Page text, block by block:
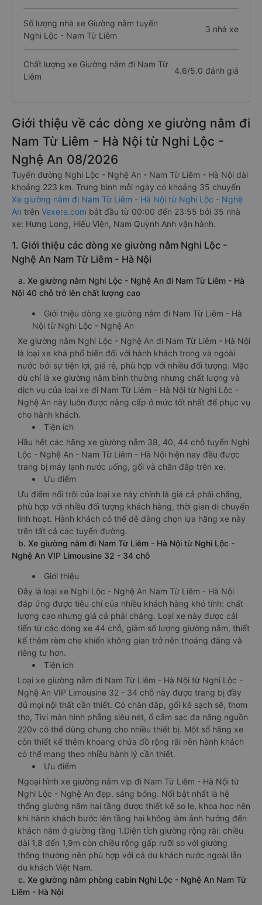
Số lượng nhà xe Giường nằm tuyến
Nghi Lộc - Nam Từ Liêm
3 nhà xe
Chất lượng xe Giường nằm đi Nam Từ
Liêm
4.6/5.0 đánh giá
Giới thiệu về các dòng xe giường nằm đi
Nam Từ Liêm - Hà Nội từ Nghi Lộc -
Nghệ An 08/2026
Tuyến đường Nghi Lộc - Nghệ An - Nam Từ Liêm - Hà Nội dài
khoảng 223 km. Trung bình mỗi ngày có khoảng 35 chuyến
Xe giường nằm đi Nam Từ Liêm - Hà Nội từ Nghi Lộc - Nghệ
An trên Vexere.com bắt đầu từ 00:00 đến 23:55 bởi 35 nhà
xe: Hưng Long, Hiếu Viện, Nam Quỳnh Anh vận hành.
1. Giới thiệu các dòng xe giường nằm Nghi Lộc -
Nghệ An Nam Từ Liêm - Hà Nội
a. Xe giường nằm Nghi Lộc - Nghệ An đi Nam Từ Liêm - Hà
Nội 40 chỗ trở lên chất lượng cao
Giới thiệu dòng xe giường nằm đi Nam Từ Liêm - Hà
Nội từ Nghi Lộc - Nghệ An
Xe giường nằm Nghi Lộc - Nghệ An đi Nam Từ Liêm - Hà Nội
là loại xe khá phổ biến đối với hành khách trong và ngoài
nước bởi sự tiện lợi, giá rẻ, phù hợp với nhiều đối tượng. Mặc
dù chỉ là xe giường nằm bình thường nhưng chất lượng và
dịch vụ của loại xe đi Nam Từ Liêm - Hà Nội từ Nghi Lộc -
Nghệ An này luôn được nâng cấp ở mức tốt nhất để phục vụ
cho hành khách.
Tiện ích
Hầu hết các hãng xe giường nằm 38, 40, 44 chỗ tuyến Nghi
Lộc - Nghệ An - Nam Từ Liêm - Hà Nội hiện nay đều được
trang bị máy lạnh nước uống, gối và chăn đắp trên xe.
Ưu điểm
Ưu điểm nổi trội của loại xe này chính là giá cả phải chăng,
phù hợp với nhiều đối tượng khách hàng, thời gian di chuyển
linh hoạt. Hành khách có thể dễ dàng chọn lựa hãng xe này
trên tất cả các tuyến đường.
b. Xe giường nằm đi Nam Từ Liêm - Hà Nội từ Nghi Lộc -
Nghệ An VIP Limousine 32 - 34 chỗ
Giới thiệu
Đây là loại xe Nghi Lộc - Nghệ An Nam Từ Liêm - Hà Nội
đáp ứng được tiêu chí của nhiều khách hàng khó tính: chất
lượng cao nhưng giá cả phải chăng. Loại xe này được cải
tiến từ các dòng xe 44 chỗ, giảm số lượng giường nằm, thiết
kế thêm rèm che khiến không gian trở nên thoáng đãng và
riêng tư hơn.
Tiện ích
Loại xe giường nằm đi Nam Từ Liêm - Hà Nội từ Nghi Lộc -
Nghệ An VIP Limousine 32 - 34 chỗ này được trang bị đầy
đủ mọi nội thất cần thiết. Có chăn đắp, gối kê sạch sẽ, thơm
tho, Tivi màn hình phẳng siêu nét, ổ cắm sạc đa năng nguồn
220v có thể dùng chung cho nhiều thiết bị. Một số hãng xe
còn thiết kế thêm khoang chứa đồ rộng rãi nên hành khách
có thể mang theo nhiều hành lý cần thiết.
Ưu điểm
Ngoại hình xe giường nằm vip đi Nam Từ Liêm - Hà Nội từ
Nghi Lộc - Nghệ An đẹp, sáng bóng. Nổi bật nhất là hệ
thống giường nằm hai tầng được thiết kế so le, khoa học nên
khi hành khách bước lên tầng hai không làm ảnh hưởng đến
khách nằm ở giường tầng 1.Diện tích giường rộng rãi: chiều
dài 1,8 đến 1,9m còn chiều rộng gấp rưỡi so với giường
thông thường nên phù hợp với cả du khách nước ngoài lẫn
du khách Việt Nam.
c. Xe giường nằm phòng cabin Nghi Lộc - Nghệ An Nam Từ
Liêm - Hà Nội